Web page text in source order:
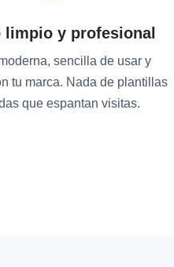
limpio y profesional
sencilla de usar y
tu marca. Nada de plantillas
que espantan visitas.